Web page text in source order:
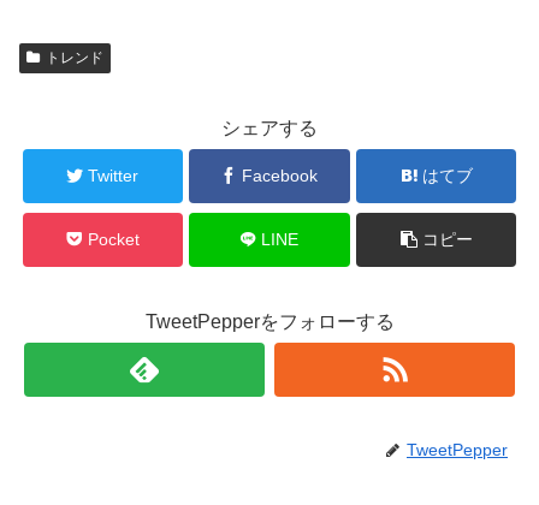
トレンド
シェアする
Twitter Facebook はてブ
Pocket LINE コピー
TweetPepperをフォローする
TweetPepper